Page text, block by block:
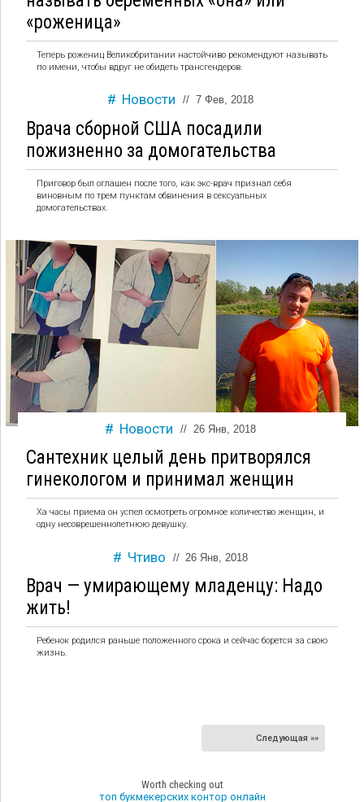
«роженица»
Теперь рожениц Великобритании настойчиво рекомендуют называть
по имени, чтобы вдруг не обидеть трансгендеров.
Новости // 7 Фев, 2018
Врача сборной США посадили
пожизненно за домогательства
Приговор был оглашен после того, как экс-врач признал себя
виновным по трем пунктам обвинения в сексуальных
домогательствах.
Новости // 26 Янв, 2018
Сантехник целый день притворялся
гинекологом и принимал женщин
Ха часы приема он успел осмотреть огромное количество женщин, и
одну несоврешеннолетнюю девушку.
Чтиво // 26 Янв, 2018
Врач — умирающему младенцу: Надо
жить!
Ребенок родился раньше положенного срока и сейчас борется за свою
жизнь.
Следующая »»
Worth checking out
топ букмекерских контор онлайн